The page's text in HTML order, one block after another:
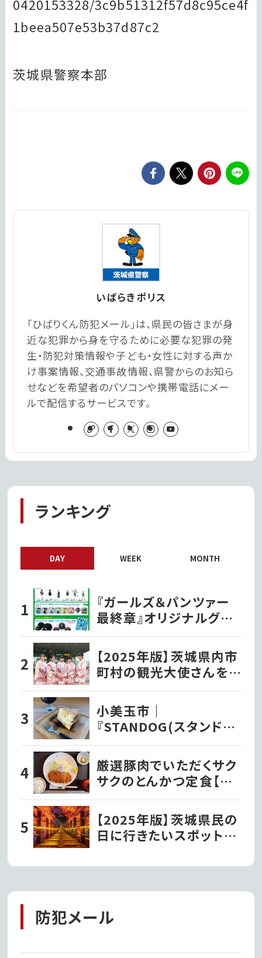
0420153328/3c9b51312f57d8c95ce4f
1beea507e53b37d87c2
茨城県警察本部
いばらきポリス
「ひばりくん防犯メール」は、県民の皆さまが身
近な犯罪から身を守るために必要な犯罪の発
生・防犯対策情報や子ども・女性に対する声か
け事案情報、交通事故情報、県警からのお知ら
せなどを希望者のパソコンや携帯電話にメー
ルで配信するサービスです。
ランキング
DAY WEEK MONTH
『ガールズ＆パンツァー
最終章』オリジナルグッ
ズ各種ファミリーマート
で発売開始!!
【2025年版】茨城県内市
町村の観光大使さんを
紹介！
小美玉市｜
『STANDOG(スタンドッ
ク)』でいただく絶品チー
ズケーキ!!
厳選豚肉でいただくサク
サクのとんかつ定食【と
んかつ文久】
【2025年版】茨城県民の
日に行きたいスポット!!
もう!!
防犯メール